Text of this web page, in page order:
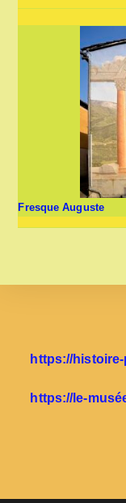
Fresque Auguste
https://
https://le-